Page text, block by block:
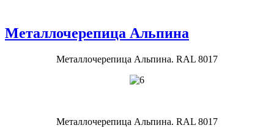
Металлочерепица Альпина
Металлочерепица Альпина. RAL 8017
Металлочерепица Альпина. RAL 8017